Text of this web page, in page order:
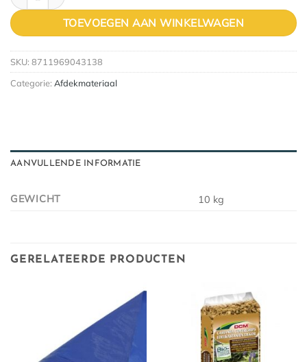
TOEVOEGEN AAN WINKELWAGEN
SKU: 8711969043138
Categorie: Afdekmateriaal
AANVULLENDE INFORMATIE
GEWICHT 10 kg
GERELATEERDE PRODUCTEN